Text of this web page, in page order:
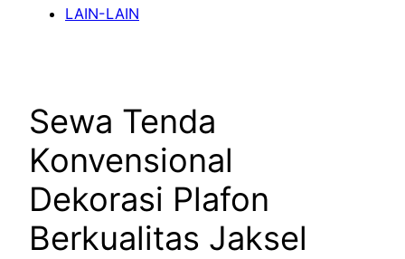
LAIN-LAIN
Sewa Tenda
Konvensional
Dekorasi Plafon
Berkualitas Jaksel